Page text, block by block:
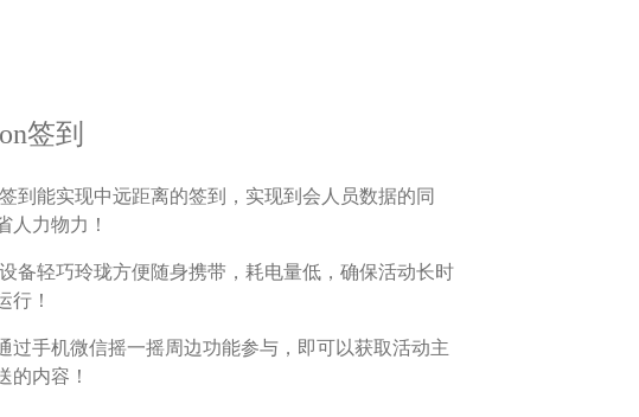
签到
到能实现中远距离的签到，实现到会人员数据的同
人力物力！
设备轻巧玲珑方便随身携带，耗电量低，确保活动长时
行！
过手机微信摇一摇周边功能参与，即可以获取活动主
的内容！